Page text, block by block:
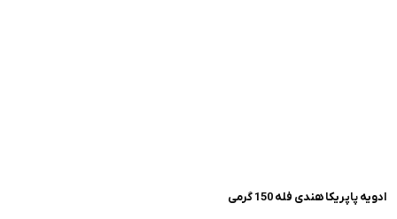
ادویه پاپریکا هندی فله 150 گرمی